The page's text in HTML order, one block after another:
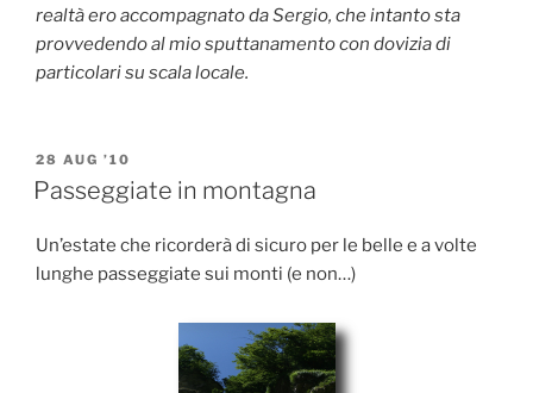
realtà ero accompagnato da Sergio, che intanto sta
provvedendo al mio sputtanamentocon dovizia di
particolarisu scala locale.
POSTED
ON
28 AUG ’10
Passeggiate in montagna
Un’estate che ricorderà di sicuro per le belle e a volte
lunghe passeggiate sui monti (e non…)